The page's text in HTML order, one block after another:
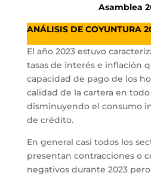
Asamblea
ANÁLISIS DE COYUNTURA
El año 2023 estuvo
tasas de interés e inflación
capacidad de pago de los
calidad de la cartera en
disminuyendo el consumo
de crédito.
En general casi todos los
presentan contracciones o
negativos durante 2023